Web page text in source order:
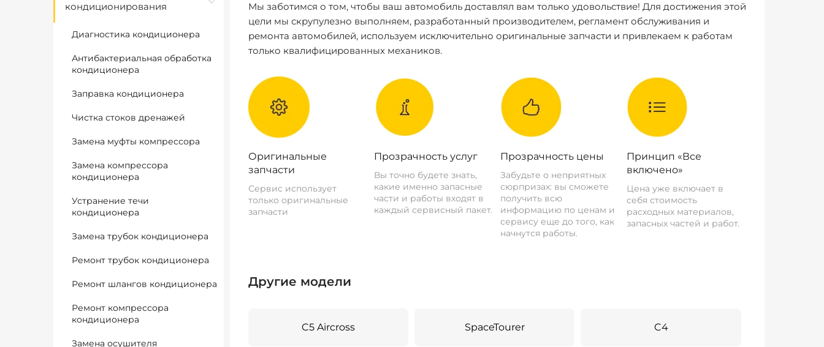
кондиционирования
Диагностика кондиционера
Антибактериальная обработка
кондиционера
Заправка кондиционера
Чистка стоков дренажей
Замена муфты компрессора
Замена компрессора
кондиционера
Устранение течи
кондиционера
Замена трубок кондиционера
Ремонт трубок кондиционера
Ремонт шлангов кондиционера
Ремонт компрессора
кондиционера
Замена осушителя
Мы заботимся о том, чтобы ваш автомобиль доставлял вам только удовольствие! Для достижения этой
цели мы скрупулезно выполняем, разработанный производителем, регламент обслуживания и
ремонта автомобилей, используем исключительно оригинальные запчасти и привлекаем к работам
только квалифицированных механиков.
Оригинальные
запчасти
Сервис использует
только оригинальные
запчасти
Прозрачность услуг
Вы точно будете знать,
какие именно запасные
части и работы входят в
каждый сервисный пакет.
Прозрачность цены
Забудьте о неприятных
сюрпризах: вы сможете
получить всю
информацию по ценам и
сервису еще до того, как
начнутся работы.
Принцип «Все
включено»
Цена уже включает в
себя стоимость
расходных материалов,
запасных частей и работ.
Другие модели
C5 Aircross SpaceTourer C4